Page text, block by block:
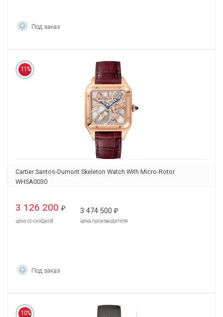
Под заказ
11%
Cartier Santos-Dumont Skeleton Watch With Micro-Rotor
WHSA0030
3 126 200 ₽
цена со скидкой
3 474 500 ₽
цена производителя
Под заказ
10%